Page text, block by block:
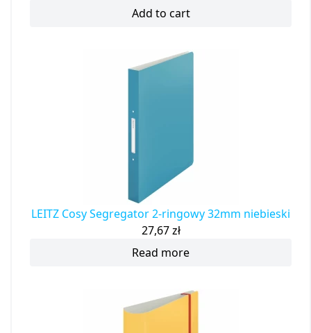
Add to cart
LEITZ Cosy Segregator 2-ringowy 32mm niebieski
27,67zł
Read more